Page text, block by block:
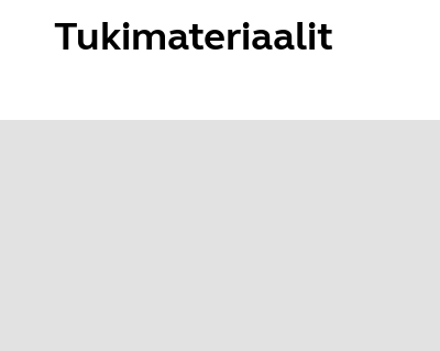
Tukimateriaalit